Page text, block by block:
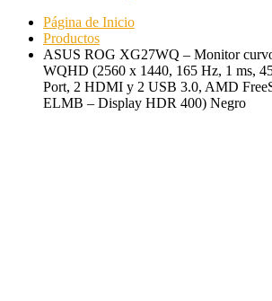
Página de Inicio
Productos
ASUS ROG XG27WQ – Monitor
WQHD (2560 x 1440, 165 Hz, 1 ms,
Port, 2 HDMI y 2 USB 3.0, AMD
ELMB – Display HDR 400) Negro